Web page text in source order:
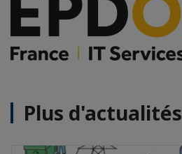
Plus d'actualités